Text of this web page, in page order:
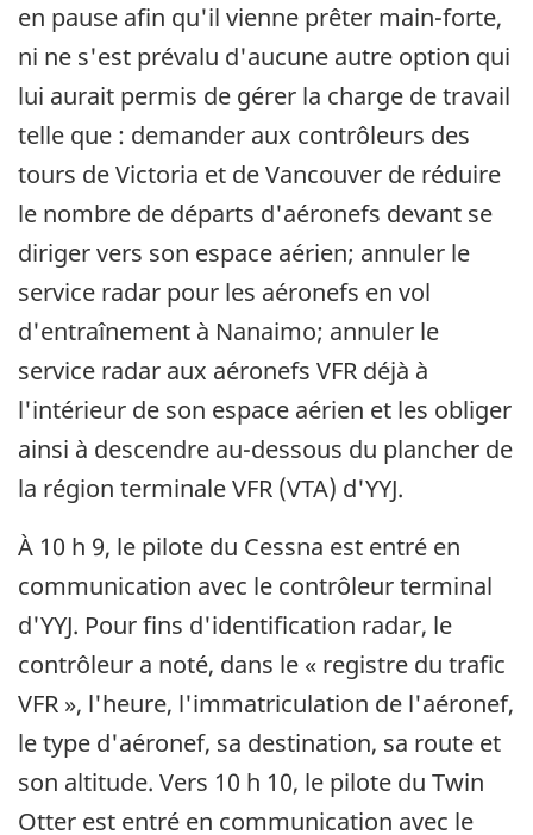
en pause afin qu'il vienne prêter main-forte,
ni ne s'est prévalu d'aucune autre option qui
lui aurait permis de gérer la charge de travail
telle que : demander aux contrôleurs des
tours de Victoria et de Vancouver de réduire
le nombre de départs d'aéronefs devant se
diriger vers son espace aérien; annuler le
service radar pour les aéronefs en vol
d'entraînement à Nanaimo; annuler le
service radar aux aéronefs VFR déjà à
l'intérieur de son espace aérien et les obliger
ainsi à descendre au-dessous du plancher de
la région terminale VFR (VTA) d'YYJ.
À 10 h 9, le pilote du Cessna est entré en
communication avec le contrôleur terminal
d'YYJ. Pour fins d'identification radar, le
contrôleur a noté, dans le « registre du trafic
VFR », l'heure, l'immatriculation de l'aéronef,
le type d'aéronef, sa destination, sa route et
son altitude. Vers 10 h 10, le pilote du Twin
Otter est entré en communication avec le